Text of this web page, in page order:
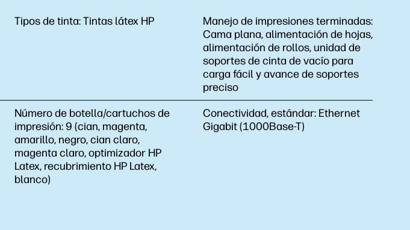
Tipos de tinta:Tintas látex HP
Manejo de impresiones terminadas:
Cama plana, alimentación de hojas,
alimentación de rollos, unidad de
soportes de cinta de vacío para
carga fácil y avance de soportes
preciso
Número de botella/cartuchos de
impresión:9 (cian, magenta,
amarillo, negro, cian claro,
magenta claro, optimizador HP
Latex, recubrimiento HP Latex,
blanco)
Conectividad, estándar: Ethernet
Gigabit (1000Base-T)